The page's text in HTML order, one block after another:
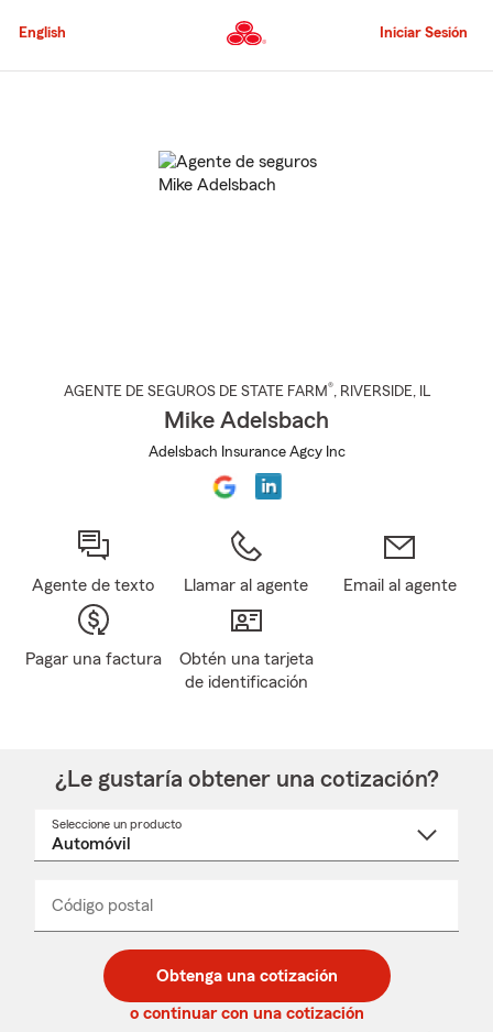
al
principal
English Iniciar Sesión
AGENTE DE SEGUROS DE STATE FARM®, RIVERSIDE, IL
Mike Adelsbach
Adelsbach Insurance Agcy Inc
Agente de texto Llamar al agente Email al agente
Pagar una factura
Obtén una tarjeta
de identificación
¿Le gustaría obtener una cotización?
Seleccione un producto
desplegable
Código postal
de
5
dígitos
de
5
dígitos
_____
Obtenga una cotización
o continuar con una cotización